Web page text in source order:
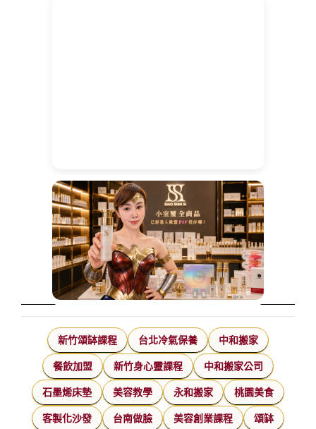
新竹頌缽課程 台北冷氣保養 中和搬家
餐飲加盟 新竹身心靈課程 中和搬家公司
石墨烯床墊 美容教學 永和搬家 桃園美食
客製化沙發 台南做臉 美容創業課程 頌缽